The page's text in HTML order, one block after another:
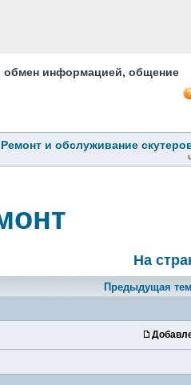
обмен информацией, общение
Ремонт и обслуживание
На
Предыдущая